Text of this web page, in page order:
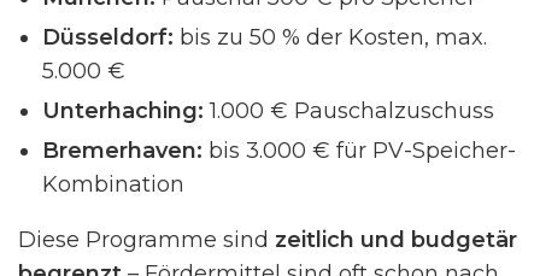
Düsseldorf: bis zu 50 % der Kosten, max.
5.000 €
Unterhaching: 1.000 € Pauschalzuschuss
Bremerhaven: bis 3.000 € für PV-Speicher-
Kombination
Diese Programme sind zeitlich und budgetär